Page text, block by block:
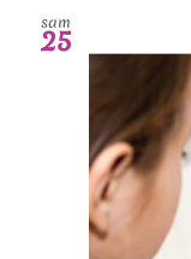
sam
25